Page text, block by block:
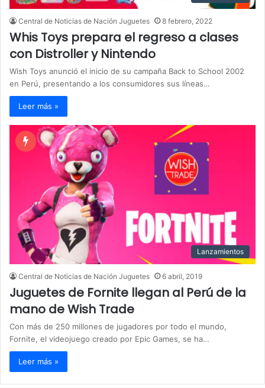
Central de Noticias de Nación Juguetes 8 febrero, 2022
Whis Toys prepara el regreso a clases
con Distroller y Nintendo
Wish Toys anunció el inicio de su campaña Back to School 2002
en Perú, presentando a los consumidores sus líneas…
Leer más »
Lanzamientos
Central de Noticias de Nación Juguetes 6 abril, 2019
Juguetes de Fornite llegan al Perú de la
mano de Wish Trade
Con más de 250 millones de jugadores por todo el mundo,
Fornite, el videojuego creado por Epic Games, se ha…
Leer más »